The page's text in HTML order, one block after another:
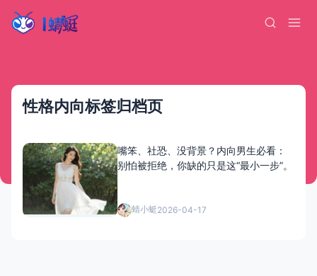
性格内向标签归档页
嘴笨、社恐、没背景？内向男生必看：
别怕被拒绝，你缺的只是这“最小一步”。
蜻小蜓2026-04-17